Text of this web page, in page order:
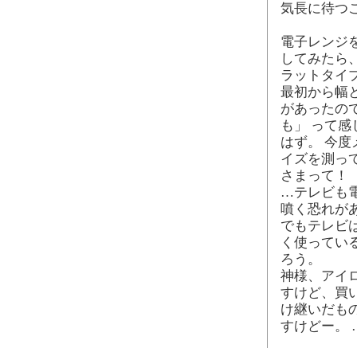
気長に待つ
電子レンジ
してみたら
ラットタイ
最初から幅
があったの
も」 って
はず。 今度
イズを測っ
さまって！
…テレビも
噴く恐れが
でもテレビ
く使ってい
ろう。
神様、アイ
すけど、買
け継いだも
すけどー。